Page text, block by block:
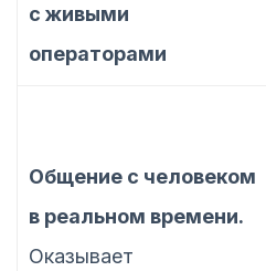
с живыми
операторами
Общение с человеком
в реальном времени.
Оказывает